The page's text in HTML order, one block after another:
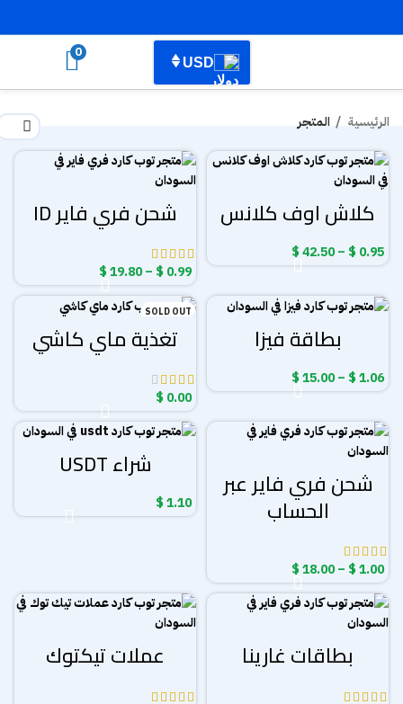
USD
0
الرئيسية المتجر
كلاش اوف كلانس
$0.95
–
$42.50
السعر:
خلال
شحن فري فاير ID
$0.99
–
$19.80
السعر:
من
خلال
بطاقة فيزا
$1.06
–
$15.00
السعر:
خلال
SOLD OUT
تغذية ماي كاشي
$0.00
شحن فري فاير عبر
الحساب
$1.00
–
$18.00
السعر:
من
شراء USDT
$1.10
بطاقات غارينا عملات تيكتوك